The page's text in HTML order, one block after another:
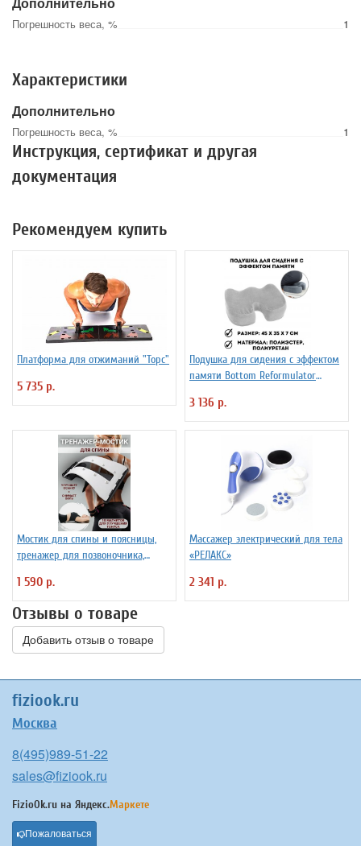
Погрешность веса, % 1
Характеристики
Дополнительно
Погрешность веса, % 1
Инструкция, сертификат и другая
документация
Рекомендуем купить
Платформа для отжиманий "Торс"
5 735 р.
Подушка для сидения с эффектом
памяти Bottom Reformulator
3 136 р.
Мостик для спины и поясницы,
тренажер для позвоночника,
1 590 р.
Массажер электрический для тела
«РЕЛАКС»
2 341 р.
Отзывы о товаре
Добавить отзыв о товаре
fiziook.ru
Москва
8(495)989-51-22
sales@fiziook.ru
FizioOk.ru на Яндекс.Маркете
Пожаловаться